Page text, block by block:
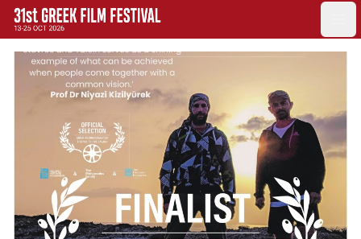
GFF
Greek Film Festival: